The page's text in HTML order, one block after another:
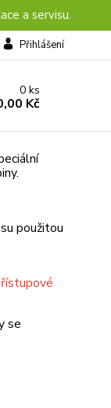
a servisu.
Přihlášení
0ks
Kč
použitou
se